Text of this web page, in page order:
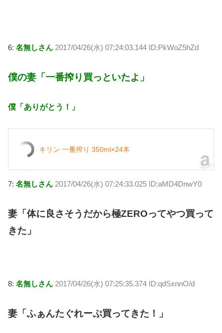
6: 名無しさん 2017/04/26(水) 07:24:03.144 ID:PkWoZ5hZd
僕の妻「一番搾り買っといたよ」
僕「ありがとう！」
キリン 一番搾り 350ml×24本
7: 名無しさん 2017/04/26(水) 07:24:33.025 ID:aMD4DnwY0
妻「体に良さそうだから極ZEROってやつ買って
きた」
8: 名無しさん 2017/04/26(水) 07:25:35.374 ID:qdSxnnO/d
妻「ふぁんたぐれーぷ買ってきた！」